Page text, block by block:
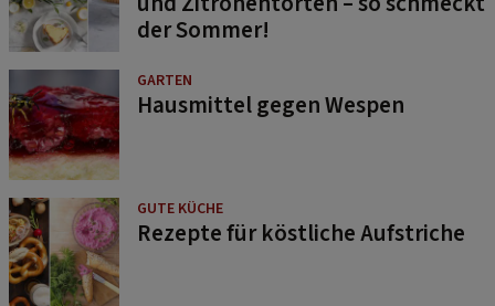
der Sommer!
GARTEN
Hausmittel gegen Wespen
GUTE KÜCHE
Rezepte für köstliche Aufstriche